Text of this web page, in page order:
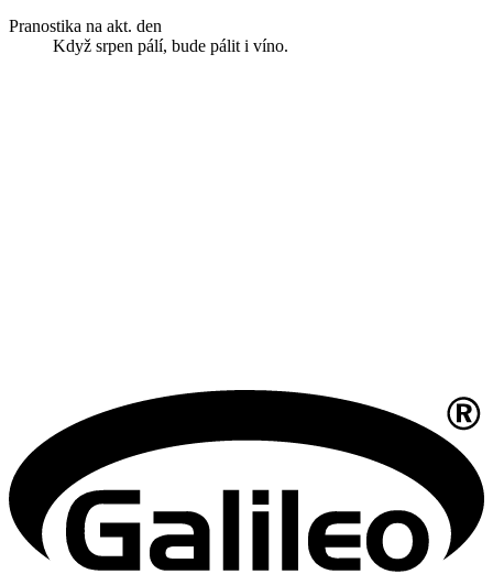
Pranostika na akt. den
Když srpen pálí, bude pálit i víno.